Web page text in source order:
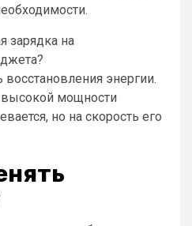
зарядка на
восстановления энергии.
высокой мощности
но на скорость его